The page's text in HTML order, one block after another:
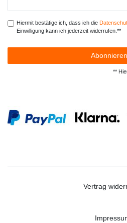
Hiermit bestätige ich, dass ich die
Einwilligung kann ich jederzeit widerrufen.**
Abonnieren
**
Vertrag